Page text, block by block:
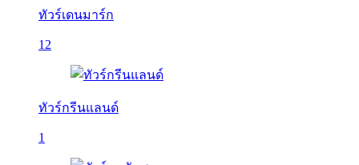
ทัวร์เดนมาร์ก
12
ทัวร์กรีนแลนด์
1